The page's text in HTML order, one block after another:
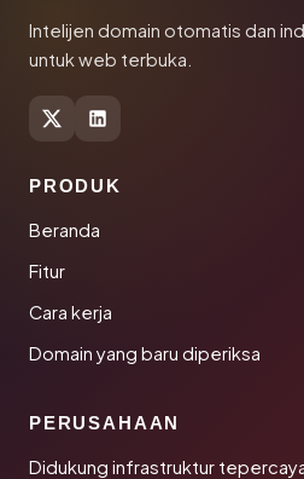
Intelijen domain otomatis dan
untuk web terbuka.
PRODUK
Beranda
Fitur
Cara kerja
Domain yang baru diperiksa
PERUSAHAAN
Didukung infrastruktur